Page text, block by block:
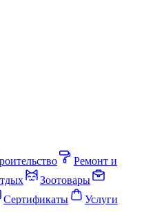
Ремонт и
Зоотовары
Сертификаты
Услуги